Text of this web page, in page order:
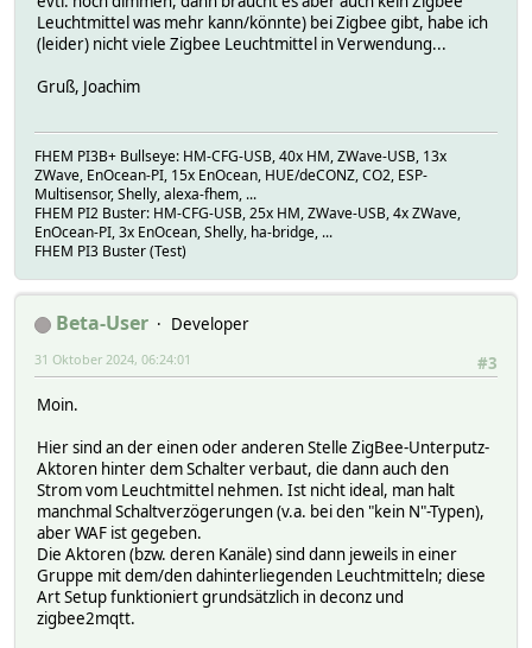
Leuchtmittel was mehr kann/könnte) bei Zigbee gibt, habe ich
(leider) nicht viele Zigbee Leuchtmittel in Verwendung...
Gruß, Joachim
FHEM PI3B+ Bullseye: HM-CFG-USB, 40x HM, ZWave-USB, 13x
ZWave, EnOcean-PI, 15x EnOcean, HUE/deCONZ, CO2, ESP-
Multisensor, Shelly, alexa-fhem, ...
FHEM PI2 Buster: HM-CFG-USB, 25x HM, ZWave-USB, 4x ZWave,
EnOcean-PI, 3x EnOcean, Shelly, ha-bridge, ...
FHEM PI3 Buster (Test)
Beta-User
Developer
#3
31 Oktober 2024, 06:24:01
Moin.
Hier sind an der einen oder anderen Stelle ZigBee-Unterputz-
Aktoren hinter dem Schalter verbaut, die dann auch den
Strom vom Leuchtmittel nehmen. Ist nicht ideal, man halt
manchmal Schaltverzögerungen (v.a. bei den "kein N"-Typen),
aber WAF ist gegeben.
Die Aktoren (bzw. deren Kanäle) sind dann jeweils in einer
Gruppe mit dem/den dahinterliegenden Leuchtmitteln; diese
Art Setup funktioniert grundsätzlich in deconz und
zigbee2mqtt.